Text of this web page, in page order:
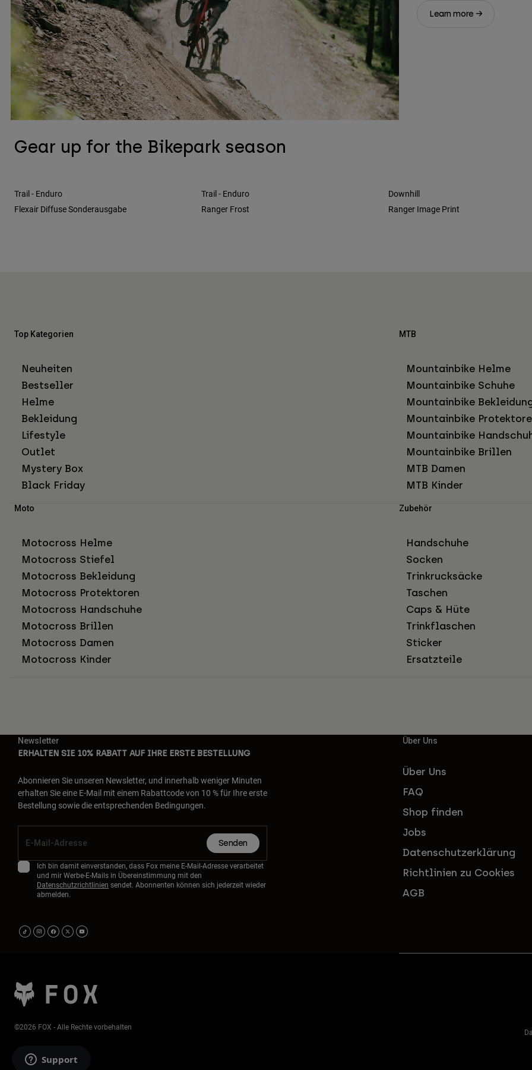
Learn more →
Gear up for the Bikepark season
Trail - Enduro
Flexair Diffuse Sonderausgabe
Trail - Enduro
Ranger Frost
Downhill
Ranger Image Print
Top Kategorien
Neuheiten
Bestseller
Helme
Bekleidung
Lifestyle
Outlet
Mystery Box
Black Friday
MTB
Mountainbike Helme
Mountainbike Schuhe
Mountainbike
Mountainbike
Mountainbike
Mountainbike Brillen
MTB Damen
MTB Kinder
Moto
Motocross Helme
Motocross Stiefel
Motocross Bekleidung
Motocross Protektoren
Motocross Handschuhe
Motocross Brillen
Motocross Damen
Motocross Kinder
Zubehör
Handschuhe
Socken
Trinkrucksäcke
Taschen
Caps & Hüte
Trinkflaschen
Sticker
Ersatzteile
Newsletter
ERHALTEN SIE 10% RABATT AUF IHRE ERSTE BESTELLUNG
Abonnieren Sie unseren Newsletter, und innerhalb weniger Minuten
erhalten Sie eine E-Mail mit einem Rabattcode von 10 % für Ihre erste
Bestellung sowie die entsprechenden Bedingungen.
Senden
Ich bin damit einverstanden, dass Fox meine E-Mail-Adresse verarbeitet
und mir Werbe-E-Mails in Übereinstimmung mit den
Datenschutzrichtlinien sendet. Abonnenten können sich jederzeit wieder
abmelden.
Über Uns
Über Uns
FAQ
Shop finden
Jobs
Datenschutzerklärung
Richtlinien zu Cookies
AGB
©2026 FOX - Alle Rechte vorbehalten
Support